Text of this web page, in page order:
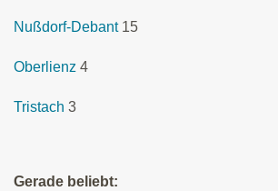
Nußdorf-Debant 15
Oberlienz 4
Tristach 3
Gerade beliebt: